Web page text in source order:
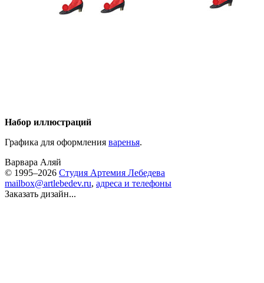
Набор иллюстраций
Графика для оформления варенья.
Варвара Аляй
© 1995–2026 Студия Артемия Лебедева
mailbox@artlebedev.ru, адреса и телефоны
Заказать дизайн...